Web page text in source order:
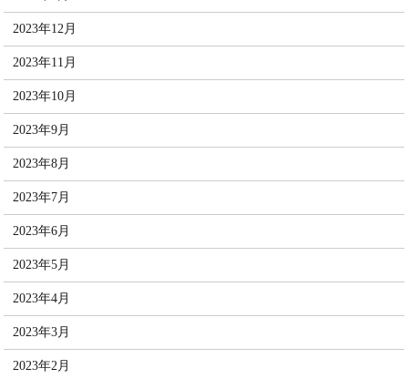
2023年12月
2023年11月
2023年10月
2023年9月
2023年8月
2023年7月
2023年6月
2023年5月
2023年4月
2023年3月
2023年2月